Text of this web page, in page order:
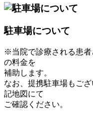
駐車場について
※当院で診療される患者
の料金を
補助します。
なお、提携駐車場もご
記地図にて
ご確認ください。